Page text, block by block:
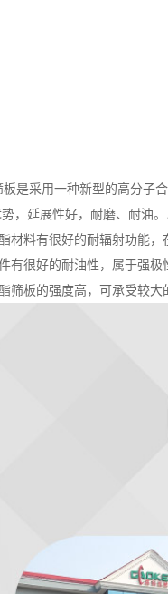
是采用一种新型的高分子
，延展性好，耐磨、耐油
材料有很好的耐辐射功能，
有很好的耐油性，属于强极
筛板的强度高，可承受较大